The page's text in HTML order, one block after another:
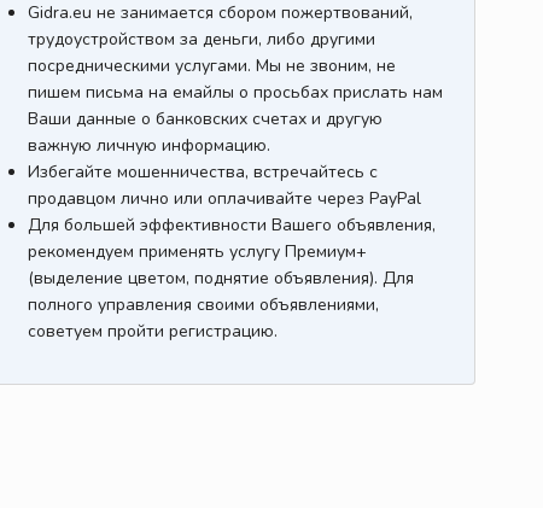
Gidra.eu не занимается сбором пожертвований,
трудоустройством за деньги, либо другими
посредническими услугами. Мы не звоним, не
пишем письма на емайлы о просьбах прислать нам
Ваши данные о банковских счетах и другую
важную личную информацию.
Избегайте мошенничества, встречайтесь с
продавцом лично или оплачивайте через PayPal
Для большей эффективности Вашего объявления,
рекомендуем применять услугу Премиум+
(выделение цветом, поднятие объявления). Для
полного управления своими объявлениями,
советуем пройти регистрацию.